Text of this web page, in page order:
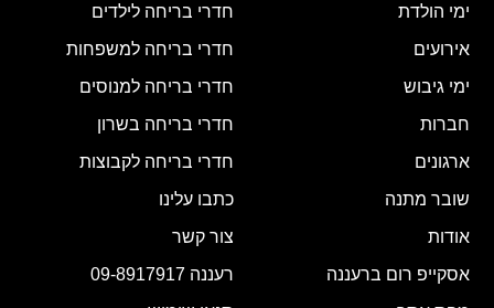
ימי הולדת
אירועים
ימי גיבוש
חברות
ארגונים
שובר מתנה
חדרי בריחה לילדים
חדרי בריחה למשפחות
חדרי בריחה למנוסים
חדרי בריחה בשרון
חדרי בריחה לקבוצות
כתבו עלינו
אודות
אסקייפ רום ברעננה
צור קשר
רעננה 09-8917917